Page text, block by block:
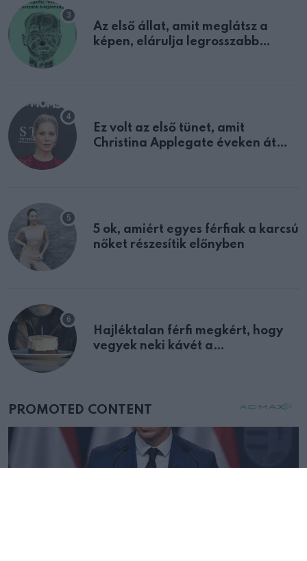
Az első állat, amit meglátsz a
képen, elárulja legrosszabb
Ez volt az első tünet, amit
Christina Applegate éveken át
5 ok, amiért egyes férfiak a karcsú
nőket részesítik előnyben
Hajléktalan férfi megkért, hogy
vegyek neki kávét a